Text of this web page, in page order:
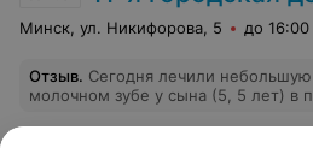
Минск, ул. Никифорова, 5 до 16:00
Отзыв. Сегодня лечили
молочном зубе у сына (5, 5 лет) в